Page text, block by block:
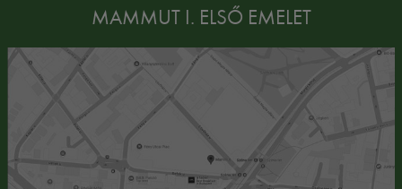
MAMMUT I. ELSŐ EMELET